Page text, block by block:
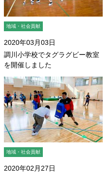
地域・社会貢献
2020年03月03日
調川小学校でタグラグビー教室
を開催しました
地域・社会貢献
2020年02月27日